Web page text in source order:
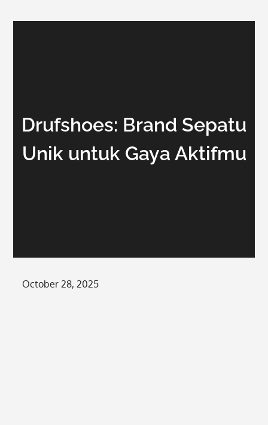
Drufshoes: Brand Sepatu
Unik untuk Gaya Aktifmu
Posted
October 28, 2025